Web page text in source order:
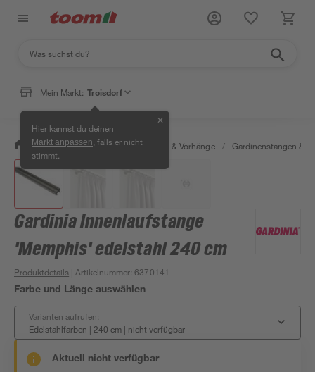
Mein Markt: Troisdorf
Hier kannst du deinen
Markt anpassen , falls er nicht
stimmt.
✕
/ Wohnen & Haushalt / Gardinen & Vorhänge / Gardinenstangen &
Gardinia Innenlaufstange
'Memphis' edelstahl 240 cm
Produktdetails | Artikelnummer:6370141
Farbe und Länge auswählen
Varianten aufrufen:
Edelstahlfarben | 240 cm | nicht verfügbar
Aktuell nicht verfügbar